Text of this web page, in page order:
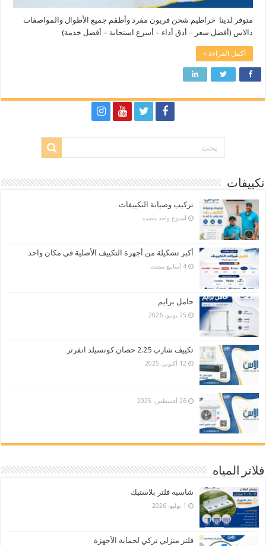
متوفر لدينا خراطيم شحن فريون مفرد وأطقم جميع الأطوال والمواصفات
دالاس (أفضل سعر – أدق أداء – أسرع استجابة – أفضل خدمة)
أكمل القراءة »
تكييفات
تركيب وصيانة التكييفات
‏أسبوع واحد مضت
أكبر تشكيلة من أجهزة التكييف الأصلية في مكان واحد
حامل برايم
25 يونيو، 2026
تكييف شارب 2.25 حصان كونسيلد انفرتر
12 أكتوبر، 2025
26 أغسطس، 2025
فلاتر المياه
شاسيه فلتر بلاستيك
1 يوليو، 2026
فلتر منزلي تركي لحماية الأجهزة